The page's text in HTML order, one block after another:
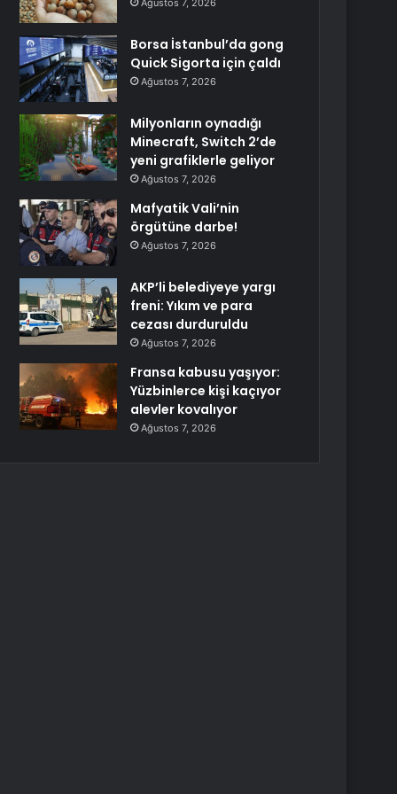
Ağustos 7, 2026
Borsa İstanbul’da gong
Quick Sigorta için çaldı
Ağustos 7, 2026
Milyonların oynadığı
Minecraft, Switch 2’de
yeni grafiklerle geliyor
Ağustos 7, 2026
Mafyatik Vali’nin
örgütüne darbe!
Ağustos 7, 2026
AKP’li belediyeye yargı
freni: Yıkım ve para
cezası durduruldu
Ağustos 7, 2026
Fransa kabusu yaşıyor:
Yüzbinlerce kişi kaçıyor
alevler kovalıyor
Ağustos 7, 2026